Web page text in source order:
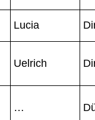
Lucia
Uelrich
…